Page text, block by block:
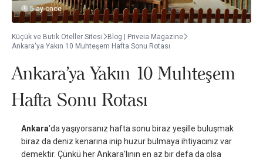
5 ay önce
Küçük ve Butik Oteller Sitesi
Blog | Priveia Magazine
Ankara'ya Yakın 10 Muhteşem Hafta Sonu Rotası
Ankara'ya Yakın 10 Muhteşem
Hafta Sonu Rotası
Ankara'da yaşıyorsanız hafta sonu biraz yeşille buluşmak
biraz da deniz kenarına inip huzur bulmaya ihtiyacınız var
demektir. Çünkü her Ankara'lının en az bir defa da olsa